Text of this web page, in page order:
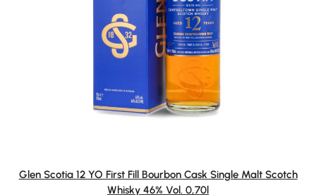
Glen Scotia 12 YO First Fill Bourbon Cask Single Malt Scotch
Whisky 46% Vol. 0,70l